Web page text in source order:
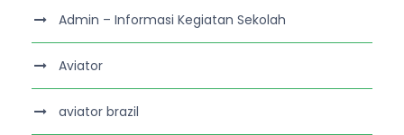
Admin – Informasi Kegiatan Sekolah
Aviator
aviator brazil